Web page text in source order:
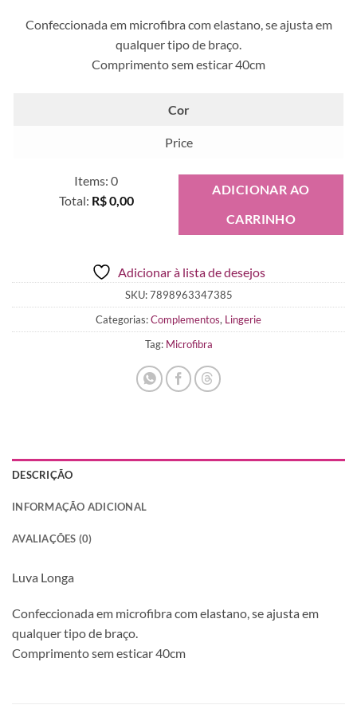
Confeccionada em microfibra com elastano, se ajusta em
qualquer tipo de braço.
Comprimento sem esticar 40cm
Cor
Price
Items: 0
Total: R$ 0,00
R$ 0,00
ADICIONAR AO
CARRINHO
Adicionar à lista de desejos
SKU:7898963347385
Categorias:Complementos, Lingerie
Tag: Microfibra
DESCRIÇÃO
INFORMAÇÃO ADICIONAL
AVALIAÇÕES (0)
Luva Longa
Confeccionada em microfibra com elastano, se ajusta em
qualquer tipo de braço.
Comprimento sem esticar 40cm